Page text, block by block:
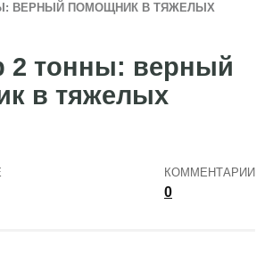
ВЕРНЫЙ ПОМОЩНИК В ТЯЖЕЛЫХ
2 тонны: верный
в тяжелых
КОММЕНТАРИИ
0